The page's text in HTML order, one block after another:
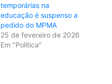
temporárias na
educação é suspenso a
pedido do MPMA
25 de fevereiro de 2026
Em "Política"